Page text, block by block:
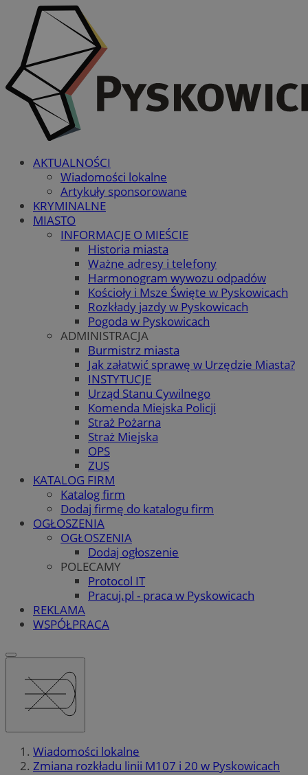
AKTUALNOŚCI
Wiadomości lokalne
Artykuły sponsorowane
KRYMINALNE
MIASTO
INFORMACJE O MIEŚCIE
Historia miasta
Ważne adresy i telefony
Harmonogram wywozu odpadów
Kościoły i Msze Święte w Pyskowicach
Rozkłady jazdy w Pyskowicach
Pogoda w Pyskowicach
ADMINISTRACJA
Burmistrz miasta
Jak załatwić sprawę w Urzędzie Miasta?
INSTYTUCJE
Urząd Stanu Cywilnego
Komenda Miejska Policji
Straż Pożarna
Straż Miejska
OPS
ZUS
KATALOG FIRM
Katalog firm
Dodaj firmę do katalogu firm
OGŁOSZENIA
OGŁOSZENIA
Dodaj ogłoszenie
POLECAMY
Protocol IT
Pracuj.pl - praca w Pyskowicach
REKLAMA
WSPÓŁPRACA
Wiadomości lokalne
Zmiana rozkładu linii M107 i 20 w Pyskowicach